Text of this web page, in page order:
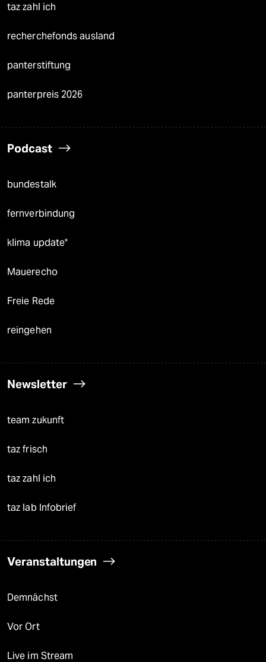
taz zahl ich
recherchefonds ausland
panterstiftung
panterpreis 2026
Podcast
bundestalk
fernverbindung
klima update°
Mauerecho
Freie Rede
reingehen
Newsletter
team zukunft
taz frisch
taz zahl ich
taz lab Infobrief
Veranstaltungen
Demnächst
Vor Ort
Live im Stream